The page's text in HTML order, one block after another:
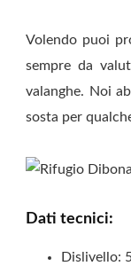
Volendo puoi
sempre da
valanghe. Noi
sosta per
Dati tecnici:
Dislivello: